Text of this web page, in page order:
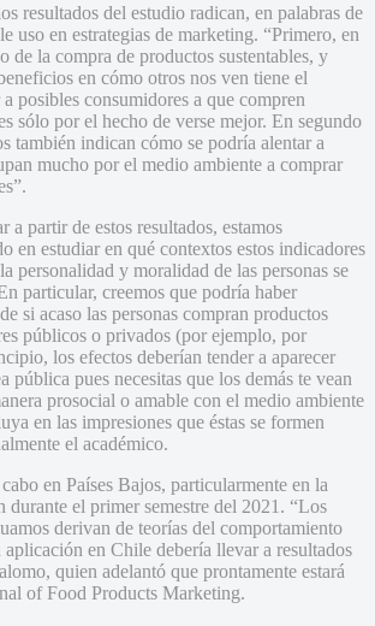
resultados del estudio radican, en palabras de
uso en estrategias de marketing. “Primero, en
de la compra de productos sustentables, y
en cómo otros nos ven tiene el
posibles consumidores a que compren
sólo por el hecho de verse mejor. En segundo
también indican cómo se podría alentar a
mucho por el medio ambiente a comprar
a partir de estos resultados, estamos
en estudiar en qué contextos estos indicadores
personalidad y moralidad de las personas se
particular, creemos que podría haber
si acaso las personas compran productos
públicos o privados (por ejemplo, por
los efectos deberían tender a aparecer
pública pues necesitas que los demás te vean
prosocial o amable con el medio ambiente
en las impresiones que éstas se formen
el académico.
en Países Bajos, particularmente en la
durante el primer semestre del 2021. “Los
derivan de teorías del comportamiento
aplicación en Chile debería llevar a resultados
quien adelantó que prontamente estará
of Food Products Marketing.